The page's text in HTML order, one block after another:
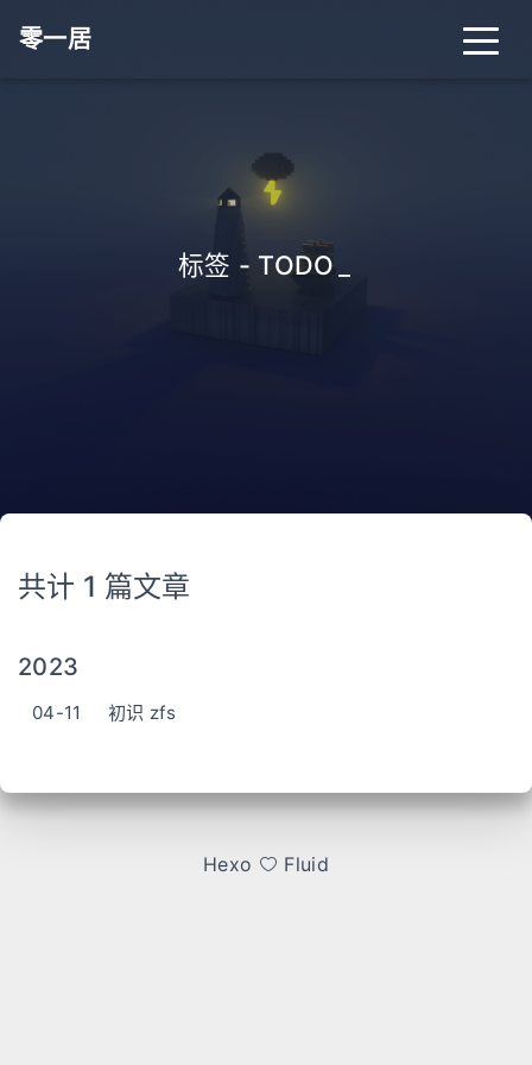
零一居
标签 - TODO
共计 1 篇文章
2023
04-11 初识 zfs
Hexo Fluid